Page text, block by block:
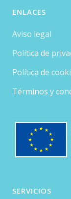
ENLACES
Aviso legal
Política de
Política de
Términos y
SERVICIOS